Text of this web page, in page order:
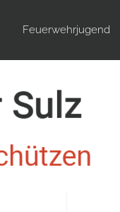
Feuerwehrjugend